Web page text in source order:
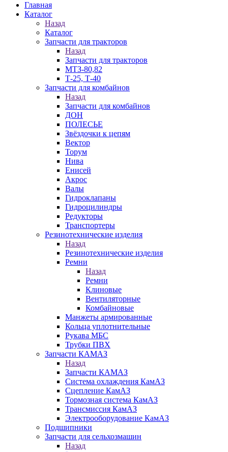
Главная
Каталог
Назад
Каталог
Запчасти для тракторов
Назад
Запчасти для тракторов
МТЗ-80,82
Т-25, Т-40
Запчасти для комбайнов
Назад
Запчасти для комбайнов
ДОН
ПОЛЕСЬЕ
Звёздочки к цепям
Вектор
Торум
Нива
Енисей
Акрос
Валы
Гидроклапаны
Гидроцилиндры
Редукторы
Транспортеры
Резинотехнические изделия
Назад
Резинотехнические изделия
Ремни
Назад
Ремни
Клиновые
Вентиляторные
Комбайновые
Манжеты армированные
Кольца уплотнительные
Рукава МБС
Трубки ПВХ
Запчасти КАМАЗ
Назад
Запчасти КАМАЗ
Система охлаждения КамАЗ
Сцепление КамАЗ
Тормозная система КамАЗ
Трансмиссия КамАЗ
Электрооборудование КамАЗ
Подшипники
Запчасти для сельхозмашин
Назад